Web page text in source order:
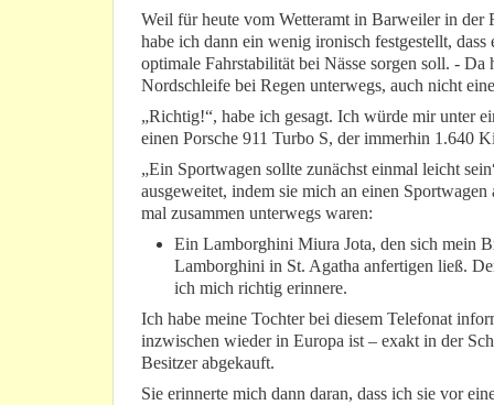
Weil für heute vom Wetteramt in Barweiler in der
habe ich dann ein wenig ironisch festgestellt,
optimale Fahrstabilität bei Nässe sorgen soll. - Da
Nordschleife bei Regen unterwegs, auch nicht
„Richtig!“, habe ich gesagt. Ich würde mir unter
einen Porsche 911 Turbo S, der immerhin 1.640
„Ein Sportwagen sollte zunächst einmal leicht
ausgeweitet, indem sie mich an einen
mal zusammen unterwegs waren:
Ein Lamborghini Miura Jota, den sich mein
Lamborghini in St. Agatha anfertigen ließ.
ich mich richtig erinnere.
Ich habe meine Tochter bei diesem Telefonat
inzwischen wieder in Europa ist – exakt in der
Besitzer abgekauft.
Sie erinnerte mich dann daran, dass ich sie vor